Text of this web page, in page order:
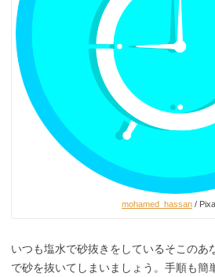
mohamed_hassan /
いつも塩水で砂抜きをしているそこのあ
で砂を抜いてしまいましょう。手順も簡